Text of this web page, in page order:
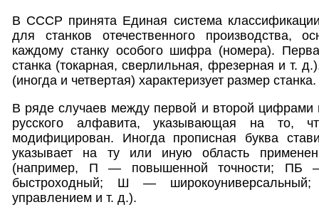
В СССР принята Единая система
для станков отечественного производства,
каждому станку особого шифра (номера).
станка (токарная, сверлильная, фрезерная и т.
(иногда и четвертая) характеризует размер станка.
В ряде случаев между первой и второй цифрами
русского алфавита, указывающая на то,
модифицирован. Иногда прописная буква
указывает на ту или иную область
(например, П — повышенной точности; ПБ
быстроходный; Ш —
управлением и т. д.).